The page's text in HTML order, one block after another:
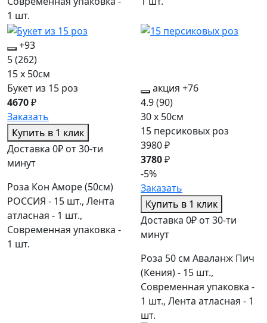
1 шт.
+93
5(262)
15 x 50см
Букет из 15 роз
4670₽
Заказать
Купить в 1 клик
Доставка 0₽ от 30-ти
минут
Роза Кон Аморе (50см)
РОССИЯ - 15 шт., Лента
атласная - 1 шт.,
Современная упаковка -
1 шт.
акция +76
4.9(90)
30 x 50см
15 персиковых роз
3980 ₽
3780₽
-5%
Заказать
Купить в 1 клик
Доставка 0₽ от 30-ти
минут
Роза 50 см Аваланж Пич
(Кения) - 15 шт.,
Современная упаковка -
1 шт., Лента атласная - 1
шт.